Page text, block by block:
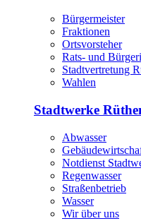
Bürgermeister
Fraktionen
Ortsvorsteher
Rats- und
Stadtvertretung
Wahlen
Stadtwerke
Abwasser
Notdienst
Regenwasser
Straßenbetrieb
Wasser
Wir über uns